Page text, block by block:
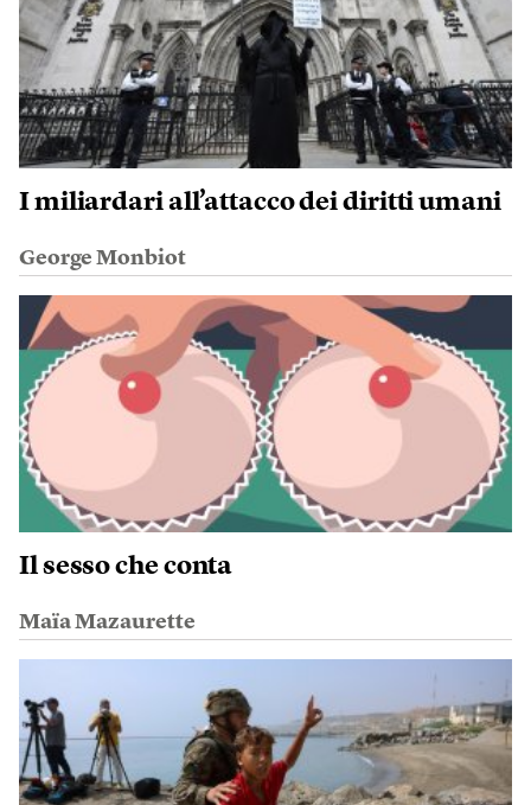
I miliardari all’attacco dei diritti umani
George Monbiot
Il sesso che conta
Maïa Mazaurette